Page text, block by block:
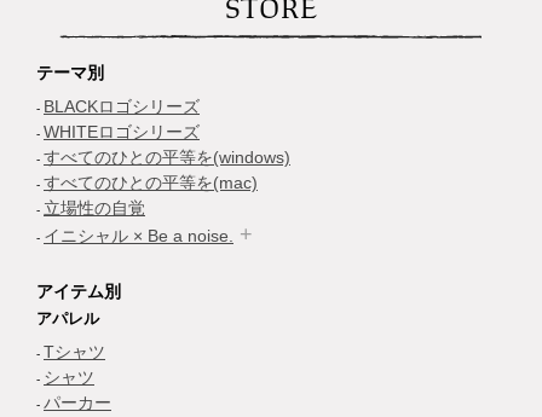
STORE
テーマ別
BLACKロゴシリーズ
WHITEロゴシリーズ
すべてのひとの平等を(windows)
すべてのひとの平等を(mac)
立場性の自覚
イニシャル × Be a noise.
アイテム別
アパレル
Tシャツ
シャツ
パーカー